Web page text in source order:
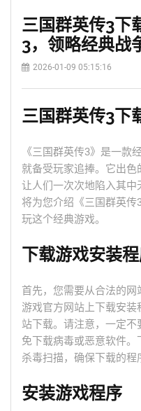
三国群英传3下
3，领略经典战
2026-01-09 05:15:16
三国群英传3下
《三国群英传3》是一款
就备受玩家追捧。它出色
让人们一次次地陷入其中
将为您介绍《三国群英
玩这个经典游戏。
下载游戏安装
首先，您需要从合法的
游戏官方网站上下载安
站下载。请注意，一定
免下载病毒或恶意软件
杀毒扫描，确保下载的程
安装游戏程序